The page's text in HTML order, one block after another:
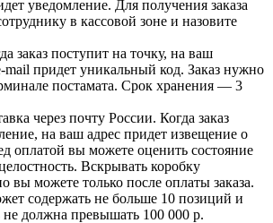
уведомление. Для получения заказа
в кассовой зоне и назовите
заказ поступит на точку, на ваш
mail придет уникальный код. Заказ нужно
постамата. Срок хранения — 3
через почту России. Когда заказ
на ваш адрес придет извещение о
оплатой вы можете оценить состояние
Вскрывать коробку
вы можете только после оплаты заказа.
содержать не больше 10 позиций и
не должна превышать 100 000 р.